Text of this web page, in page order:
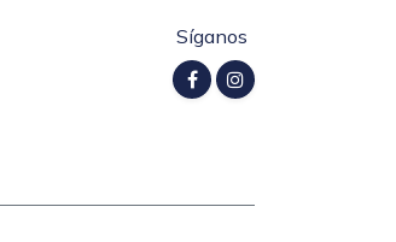
Síganos